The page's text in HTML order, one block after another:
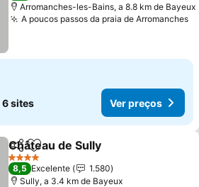
Arromanches-les-Bains, a 8.8 km de Bayeux
A poucos passos da praia de Arromanches
6 sites Ver preços
PartilharAdicionar aos favoritos
Château de Sully
4 Estrelas
8,5 Excelente
1.580
Sully, a 3.4 km de Bayeux